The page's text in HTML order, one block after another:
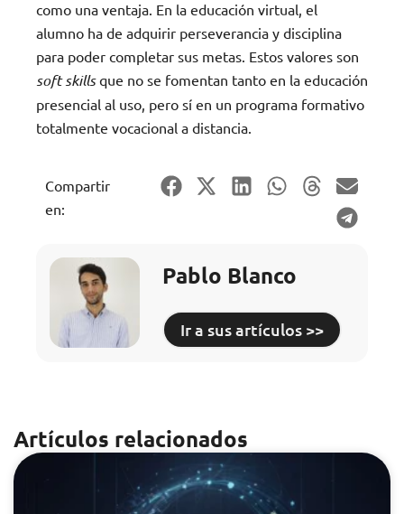
como una ventaja. En la educación virtual, el
alumno ha de adquirir perseverancia y disciplina
para poder completar sus metas. Estos valores son
soft skillsque no se fomentan tanto en la educación
presencial al uso, pero sí en un programa formativo
totalmente vocacional a distancia.
Compartir
en:
Pablo Blanco
Ir a sus artículos >>
Artículos relacionados